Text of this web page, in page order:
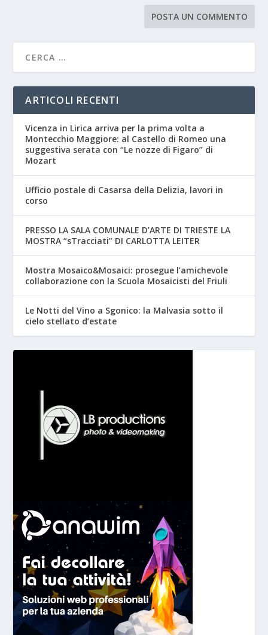
ARTICOLI RECENTI
Vicenza in Lirica arriva per la prima volta a
Montecchio Maggiore: al Castello di Romeo una
suggestiva serata con “Le nozze di Figaro” di
Mozart
Ufficio postale di Casarsa della Delizia, lavori in
corso
PRESSO LA SALA COMUNALE D’ARTE DI TRIESTE LA
MOSTRA “sTracciati” DI CARLOTTA LEITER
Mostra Mosaico&Mosaici: prosegue l’amichevole
collaborazione con la Scuola Mosaicisti del Friuli
Le Notti del Vino a Sgonico: la Malvasia sotto il
cielo stellato d’estate